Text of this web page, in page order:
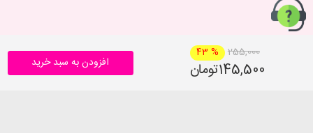
255,000
43 %
145,500تومان افزودن به سبد خرید